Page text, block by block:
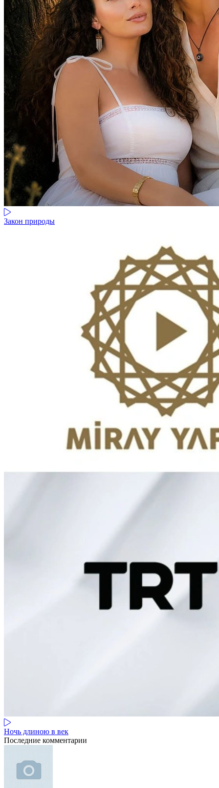
Закон природы
Ночь длиною в век
Последние комментарии